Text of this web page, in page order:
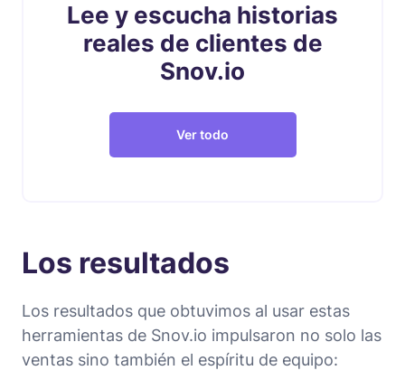
Lee y escucha historias
reales de clientes de
Snov.io
Ver todo
Los resultados
Los resultados que obtuvimos al usar estas
herramientas de Snov.io impulsaron no solo las
ventas sino también el espíritu de equipo: